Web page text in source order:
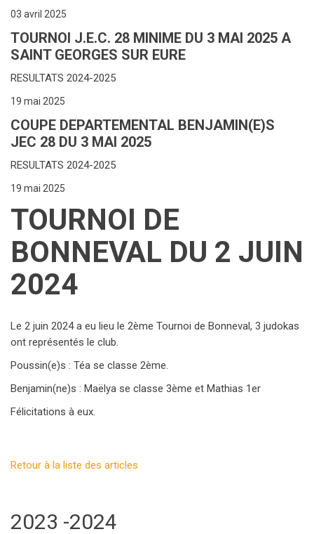
03 avril 2025
TOURNOI J.E.C. 28 MINIME DU 3 MAI 2025 A
SAINT GEORGES SUR EURE
RESULTATS 2024-2025
19 mai 2025
COUPE DEPARTEMENTAL BENJAMIN(E)S
JEC 28 DU 3 MAI 2025
RESULTATS 2024-2025
19 mai 2025
TOURNOI DE
BONNEVAL DU 2 JUIN
2024
Le 2 juin 2024 a eu lieu le 2ème Tournoi de Bonneval, 3 judokas
ont représentés le club.
Poussin(e)s : Téa se classe 2ème.
Benjamin(ne)s : Maëlya se classe 3ème et Mathias 1er
Félicitations à eux.
Retour à la liste des articles
2023 -2024